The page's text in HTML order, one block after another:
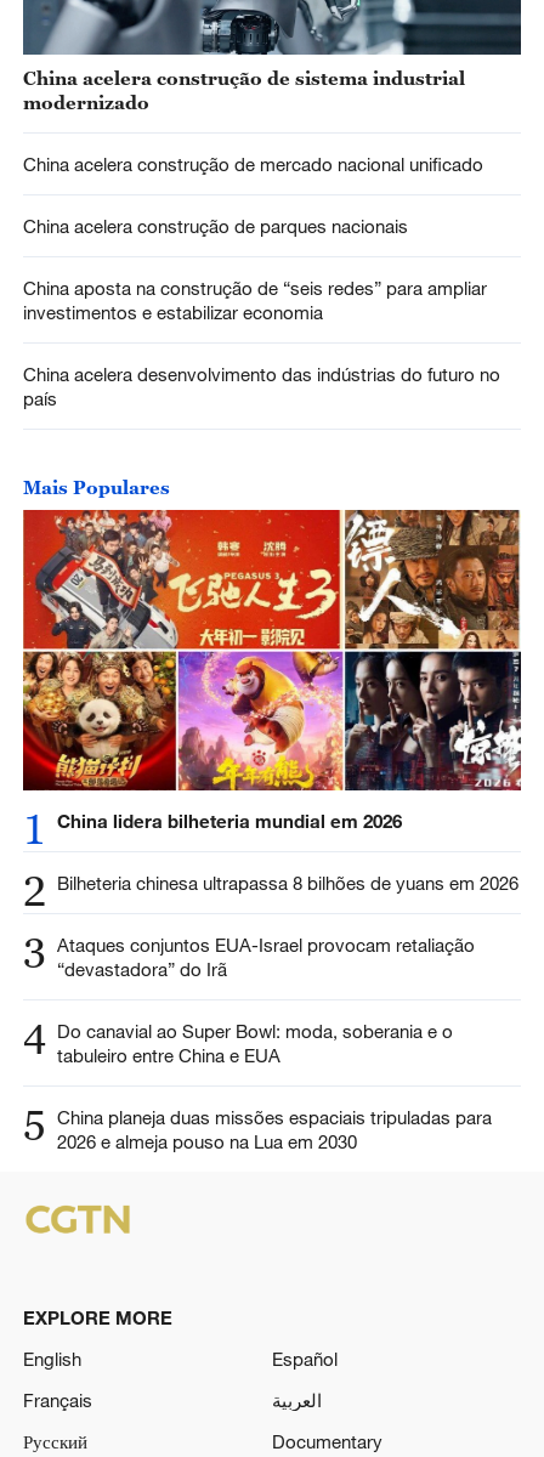
China acelera construção de sistema industrial
modernizado
China acelera construção de mercado nacional unificado
China acelera construção de parques nacionais
China aposta na construção de “seis redes” para ampliar
investimentos e estabilizar economia
China acelera desenvolvimento das indústrias do futuro no
país
Mais Populares
1 China lidera bilheteria mundial em 2026
2 Bilheteria chinesa ultrapassa 8 bilhões de yuans em 2026
3 Ataques conjuntos EUA-Israel provocam retaliação
“devastadora” do Irã
4 Do canavial ao Super Bowl: moda, soberania e o
tabuleiro entre China e EUA
5
China planeja duas missões espaciais tripuladas para
2026 e almeja pouso na Lua em 2030
EXPLORE MORE
English
Español
Français
العربية
Русский
Documentary